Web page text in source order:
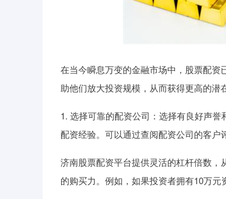
在当今瞬息万变的金融市场中，股票配
助他们放大投资规模，从而获得更高的潜
1. 选择可靠的配资公司：选择有良好声
配资经验。可以通过查阅配资公司的客户
济南股票配资平台提供灵活的杠杆倍数
的购买力。例如，如果投资者拥有10万元